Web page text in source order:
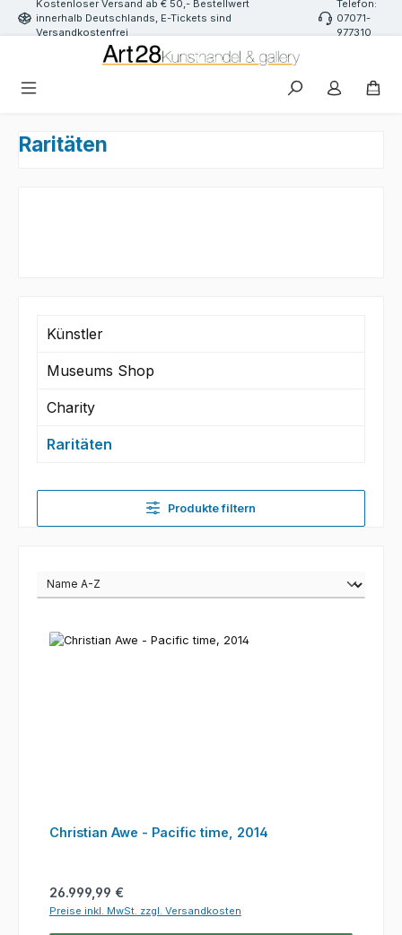
Zum Hauptinhalt springen
Kostenloser Versand ab € 50,- Bestellwert
innerhalb Deutschlands, E-Tickets sind
Versandkostenfrei
Telefon:
07071-
977310
Raritäten
Künstler
Museums Shop
Charity
Raritäten
Produkte filtern
Christian Awe - Pacific time, 2014
Regulärer Preis:
26.999,99 €
Preise inkl. MwSt. zzgl. Versandkosten